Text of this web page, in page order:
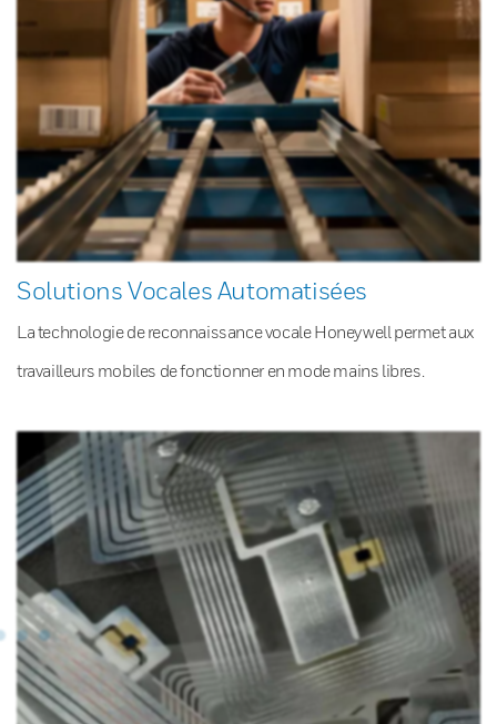
Solutions Vocales Automatisées
La technologie de reconnaissance vocale Honeywell permet aux
travailleurs mobiles de fonctionner en mode mains libres.